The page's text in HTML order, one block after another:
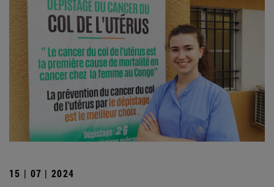
15 | 07 | 2024